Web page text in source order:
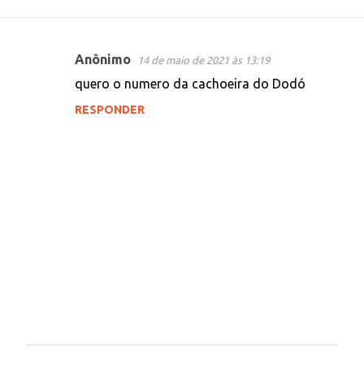
Anônimo 14 de maio de 2021 às 13:19
quero o numero da cachoeira do Dodó
RESPONDER